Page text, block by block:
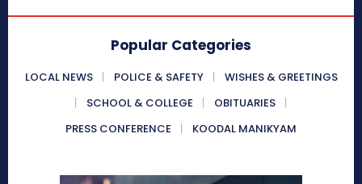
Popular Categories
LOCAL NEWS POLICE & SAFETY
WISHES & GREETINGS
SCHOOL & COLLEGE
OBITUARIES
PRESS CONFERENCE
KOODAL MANIKYAM